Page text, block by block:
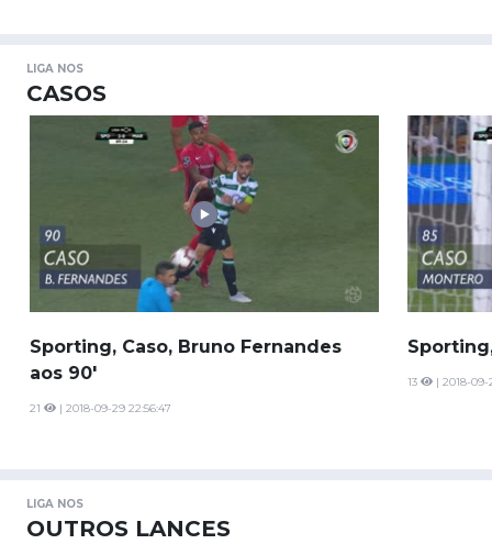
LIGA NOS
CASOS
Sporting, Caso, Bruno Fernandes
aos 90'
21 | 2018-09-29 22:56:47
13 | 2018-09-
LIGA NOS
OUTROS LANCES